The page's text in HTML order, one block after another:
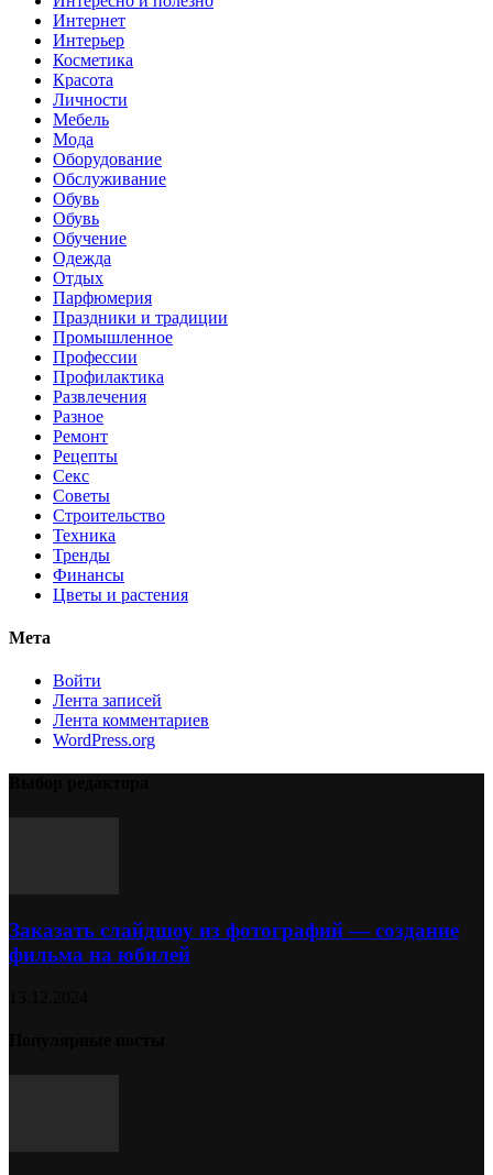
Интернет
Интерьер
Косметика
Красота
Личности
Мебель
Мода
Оборудование
Обслуживание
Обувь
Обувь
Обучение
Одежда
Отдых
Парфюмерия
Праздники и традиции
Промышленное
Профессии
Профилактика
Развлечения
Разное
Ремонт
Рецепты
Секс
Советы
Строительство
Техника
Тренды
Финансы
Цветы и растения
Мета
Войти
Лента записей
Лента комментариев
WordPress.org
Заказать слайдшоу из фотографий — создание
фильма на юбилей